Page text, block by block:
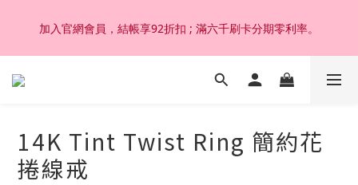
加入官網會員，結帳享92折扣 ; 滿六千刷卡分期零利率。
加入官網會員，結帳享92折扣 ; 滿六千刷卡分期零利率。
韓國設計製作。純14K 18K金，非鍍金非注金；洗澡，運動(汗
加入官網會員，結帳享92折扣 ; 滿六千刷卡分期零利率。
14K Tint Twist Ring 簡約花
捲線戒